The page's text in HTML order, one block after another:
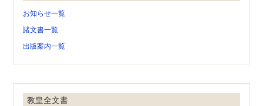
お知らせ一覧
諸文書一覧
出版案内一覧
教皇全文書